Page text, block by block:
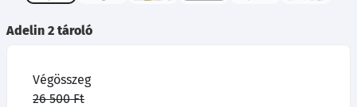
Adelin 2 tároló
Végösszeg
26 500 Ft